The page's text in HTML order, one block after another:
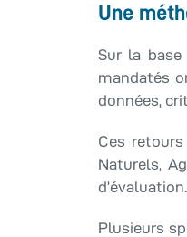
Une
Sur la base
mandatés
données,
Ces
Naturels,
d’évaluation.
Plusieurs